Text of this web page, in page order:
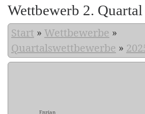
Wettbewerb 2.
Start » Wettbewerbe »
Quartalswettbewerbe »
Enzian